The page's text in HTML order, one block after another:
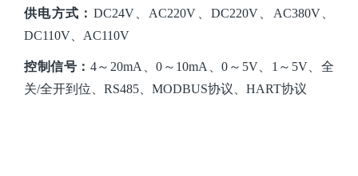
供电方式： DC24V、AC220V、DC220V、AC380V、
DC110V、AC110V
控制信号： 4～20mA、0～10mA、0～5V、1～5V、全
关/全开到位、RS485、MODBUS协议、HART协议